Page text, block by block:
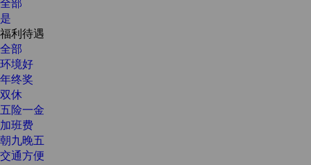
是
福利待遇
全部
环境好
年终奖
双休
五险一金
加班费
朝九晚五
交通方便